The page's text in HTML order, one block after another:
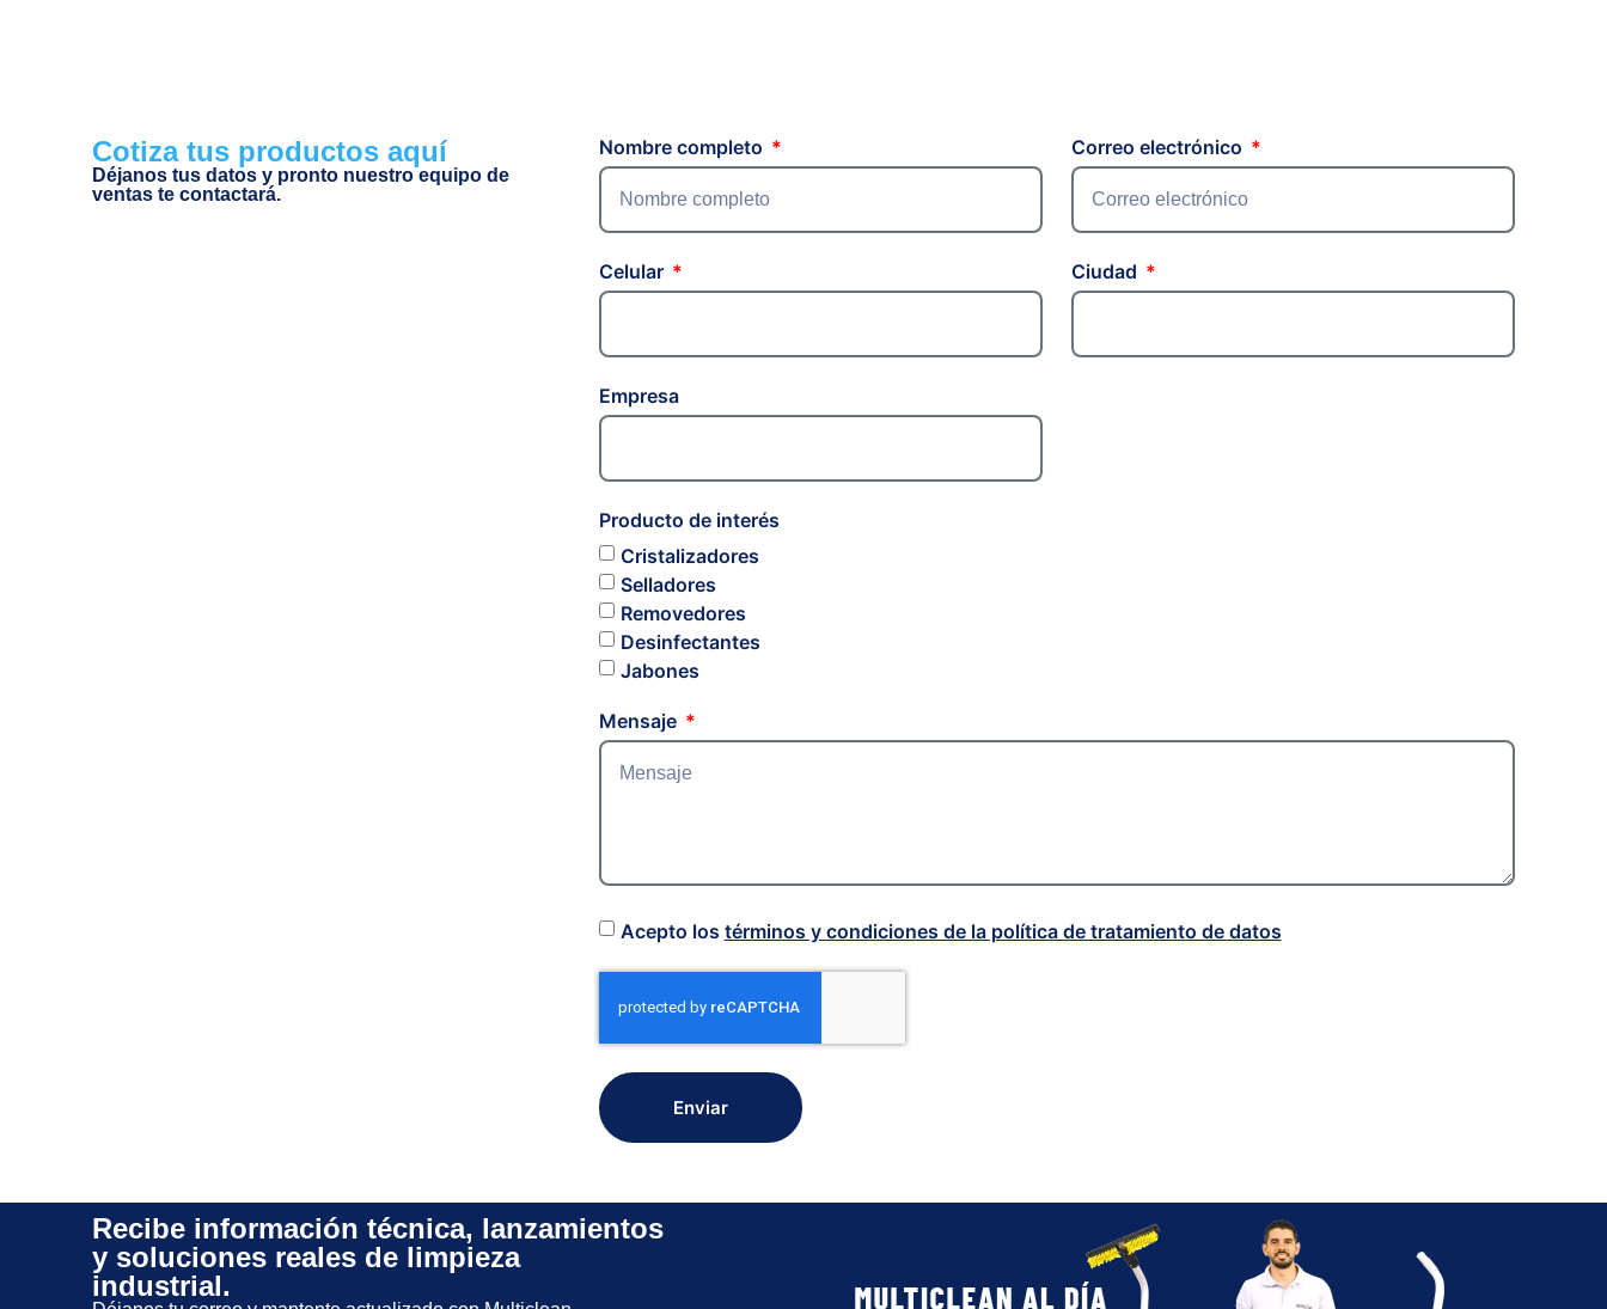
Cotiza tus productos aquí
Déjanos tus datos y pronto nuestro equipo de
ventas te contactará.
Nombre completo Correo electrónico
Celular Ciudad
Empresa
Producto de interés
Cristalizadores
Selladores
Removedores
Desinfectantes
Jabones
Mensaje
Acepto los términos y condiciones de la política de tratamiento de datos
Enviar
Recibe información técnica, lanzamientos
y soluciones reales de limpieza
industrial.